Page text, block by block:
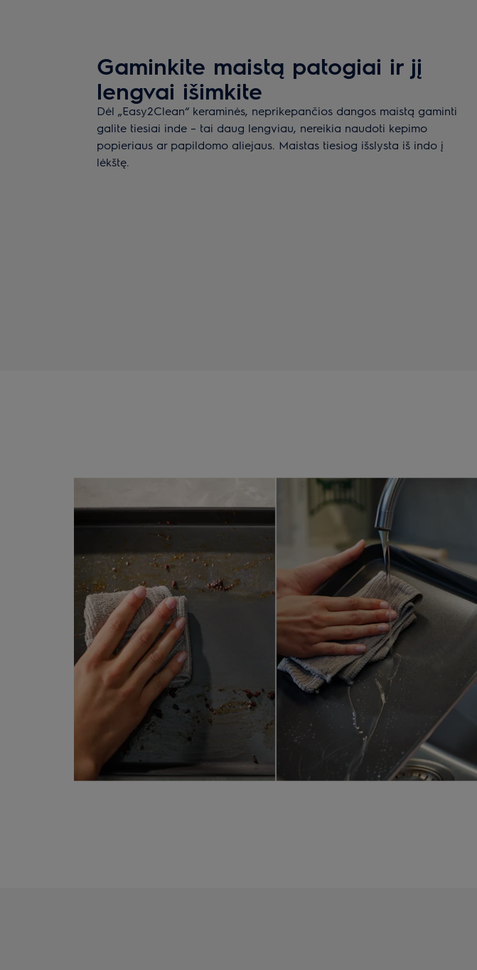
Gaminkite maistą patogiai ir jį
lengvai išimkite
Dėl „Easy2Clean“ keraminės, neprikepančios dangos maistą gaminti
galite tiesiai inde – tai daug lengviau, nereikia naudoti kepimo
popieriaus ar papildomo aliejaus. Maistas tiesiog išslysta iš indo į
lėkštę.